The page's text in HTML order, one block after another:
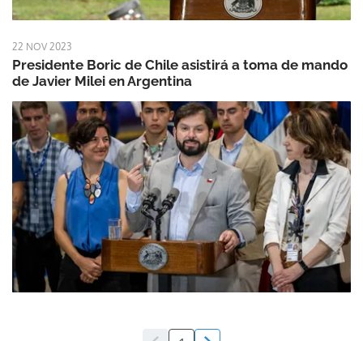
22 NOV 2023
Presidente Boric de Chile asistirá a toma de mando
de Javier Milei en Argentina